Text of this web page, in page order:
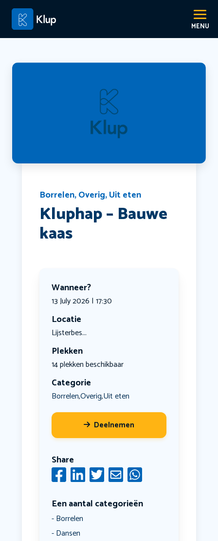
Borrelen,Overig,Uit eten
Kluphap – Bauwe
kaas
Wanneer?
13 July 2026 | 17:30
Locatie
Lijsterbes...
Plekken
14 plekken beschikbaar
Categorie
Borrelen,Overig,Uit eten
Deelnemen
Share
Een aantal categorieën
Borrelen
Dansen